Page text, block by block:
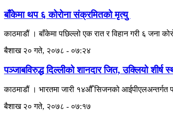
बाँकेमा थप ६ कोरोना संक्रमितको मृत्यु
काठमाडौं । बाँकेमा पछिल्लो एक रात र विहान गरी ६
बैशाख २० गते, २०७८ - ०७:२४
पञ्जाबविरुद्ध दिल्लीको शानदार जित, उक्लियो शीर्ष
काठमाडौं । भारतमा जारी १४औँ सिजनको
बैशाख २० गते, २०७८ - ०७:१७